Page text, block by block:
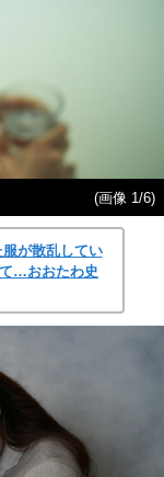
(画像 1/6)
服が散乱してい
…おおたわ史